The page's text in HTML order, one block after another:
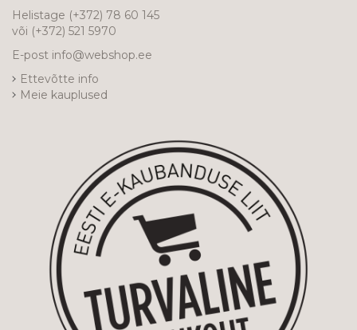
Helistage (+372) 78 60 145
või (+372) 521 5970
E-post info@webshop.ee
Ettevõtte info
Meie kauplused